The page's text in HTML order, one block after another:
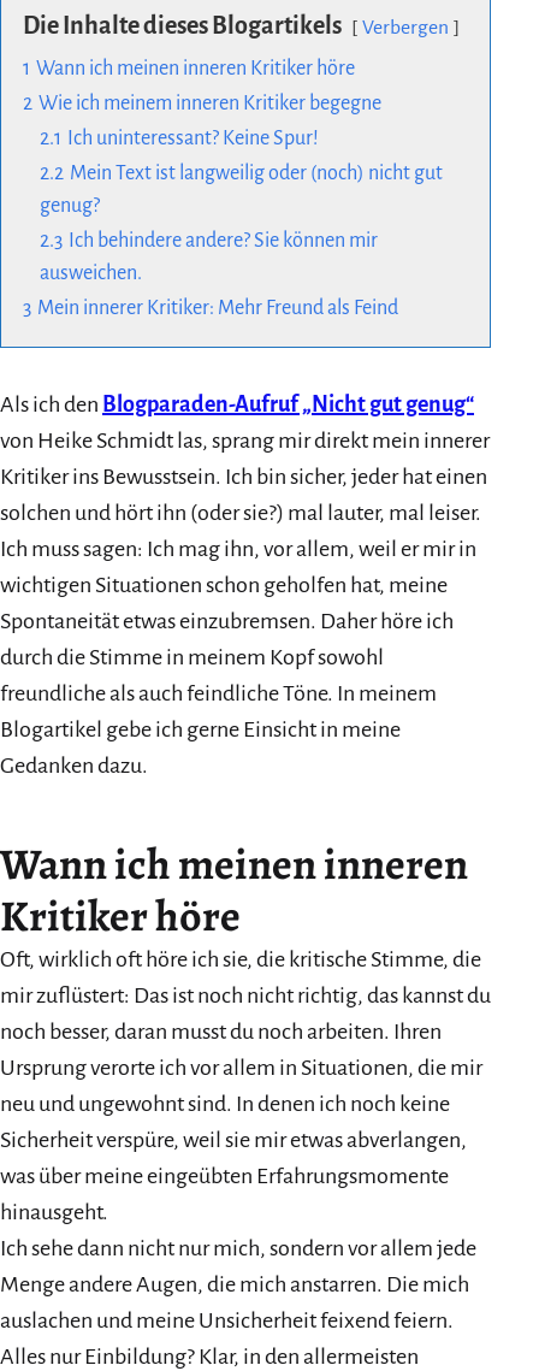
Die Inhalte dieses Blogartikels
Verbergen
1 Wann ich meinen inneren Kritiker höre
2 Wie ich meinem inneren Kritiker begegne
2.1
Ich uninteressant? Keine Spur!
2.2 Mein Text ist langweilig oder (noch) nicht gut
genug?
2.3 Ich behindere andere? Sie können mir
ausweichen.
3 Mein innerer Kritiker: Mehr Freund als Feind
Als ich den Blogparaden-Aufruf „Nicht gut genug“
von Heike Schmidt las, sprang mir direkt mein innerer
Kritiker ins Bewusstsein. Ich bin sicher, jeder hat einen
solchen und hört ihn (oder sie?) mal lauter, mal leiser.
Ich muss sagen: Ich mag ihn, vor allem, weil er mir in
wichtigen Situationen schon geholfen hat, meine
Spontaneität etwas einzubremsen. Daher höre ich
durch die Stimme in meinem Kopf sowohl
freundliche als auch feindliche Töne. In meinem
Blogartikel gebe ich gerne Einsicht in meine
Gedanken dazu.
Wann ich meinen inneren
Kritiker höre
Oft, wirklich oft höre ich sie, die kritische Stimme, die
mir zuflüstert: Das ist noch nicht richtig, das kannst du
noch besser, daran musst du noch arbeiten. Ihren
Ursprung verorte ich vor allem in Situationen, die mir
neu und ungewohnt sind. In denen ich noch keine
Sicherheit verspüre, weil sie mir etwas abverlangen,
was über meine eingeübten Erfahrungsmomente
hinausgeht.
Ich sehe dann nicht nur mich, sondern vor allem jede
Menge andere Augen, die mich anstarren. Die mich
auslachen und meine Unsicherheit feixend feiern.
Alles nur Einbildung? Klar, in den allermeisten